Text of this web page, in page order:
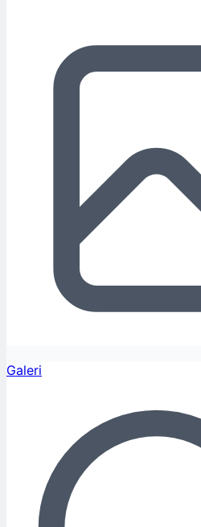
Galeri